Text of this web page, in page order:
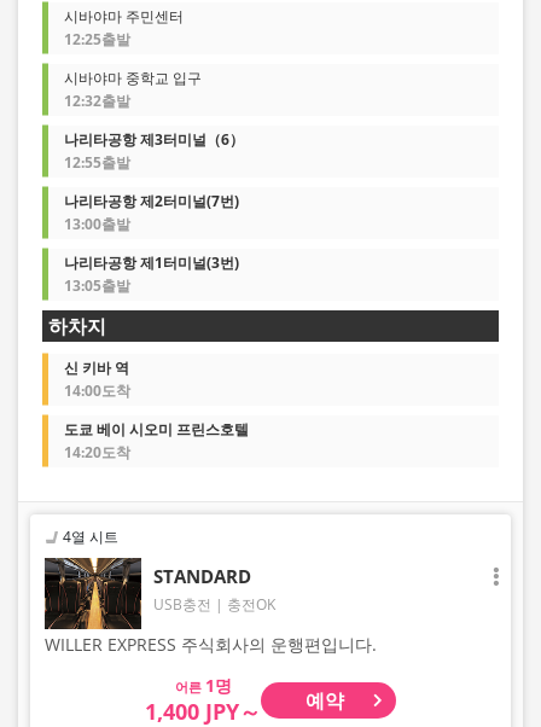
시바야마 주민센터
12:25출발
시바야마 중학교 입구
12:32출발
나리타공항 제3터미널（6）
12:55출발
나리타공항 제2터미널(7번)
13:00출발
나리타공항 제1터미널(3번)
13:05출발
하차지
신 키바 역
14:00도착
도쿄 베이 시오미 프린스호텔
14:20도착
4열 시트
STANDARD
USB충전 충전OK
WILLER EXPRESS 주식회사의 운행편입니다.
어른
1,400 JPY～ 예약